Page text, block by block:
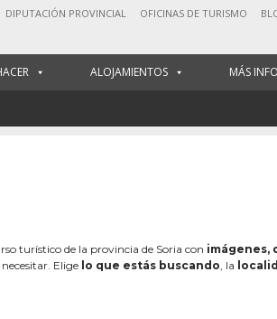
DIPUTACIÓN PROVINCIAL OFICINAS DE TURISMO
ALOJAMIENTOS MÁS
turístico de la provincia de Soria con imágenes,
Elige lo que estás buscando, la